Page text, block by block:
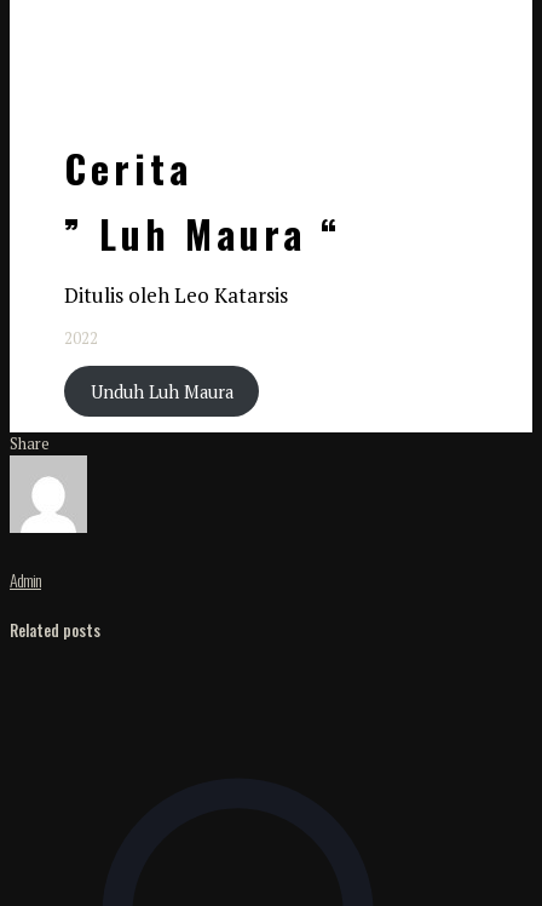
Cerita
” Luh Maura “
Ditulis oleh Leo Katarsis
2022
Unduh Luh Maura
Share
Admin
Related posts